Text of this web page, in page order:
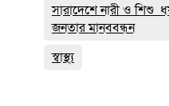
সারাদেশে নারী ও শিশু
জনতার মানববন্ধন
স্বাস্থ্য